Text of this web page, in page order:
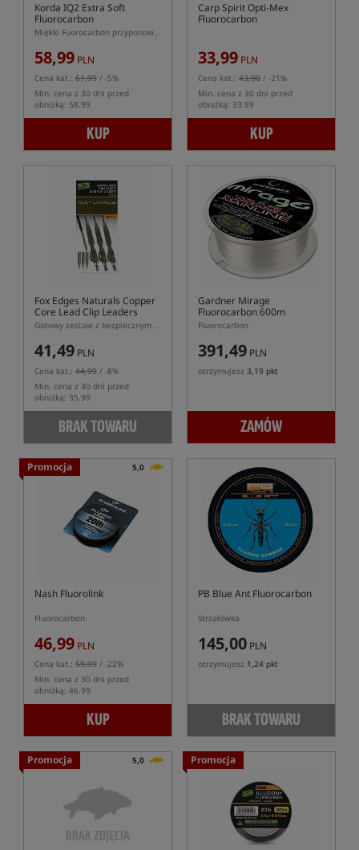
Korda IQ2 Extra Soft
Fluorocarbon
Miękki Fuorocarbon przyponowy IQ2
58,99 PLN
Cena kat.: 61,99 / -5%
Min. cena z 30 dni przed
obniżką: 58.99
KUP
Carp Spirit Opti-Mex
Fluorocarbon
33,99 PLN
Cena kat.: 43,00 / -21%
Min. cena z 30 dni przed
obniżką: 33.99
KUP
Fox Edges Naturals Copper
Core Lead Clip Leaders
Gotowy zestaw z bezpiecznym klipsem
41,49 PLN
Cena kat.: 44,99 / -8%
Min. cena z 30 dni przed
obniżką: 35.99
BRAK TOWARU
Gardner Mirage
Fluorocarbon 600m
Fluorocarbon
391,49 PLN
otrzymujesz 3,19 pkt
ZAMÓW
Promocja 5,0
Nash Fluorolink
Fluorocarbon
46,99 PLN
Cena kat.: 59,99 / -22%
Min. cena z 30 dni przed
obniżką: 46.99
KUP
PB Blue Ant Fluorocarbon
Strzałówka
145,00 PLN
otrzymujesz 1,24 pkt
BRAK TOWARU
Promocja 5,0 Promocja